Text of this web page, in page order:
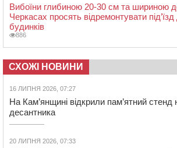
Вибоїни глибиною 20-30 см та шириною
Черкасах просять відремонтувати
будинків
886
СХОЖІ НОВИНИ
16 ЛИПНЯ 2026, 07:27
На Кам’янщині відкрили пам’ятний стенд
десантника
20 ЛИПНЯ 2026, 07:33